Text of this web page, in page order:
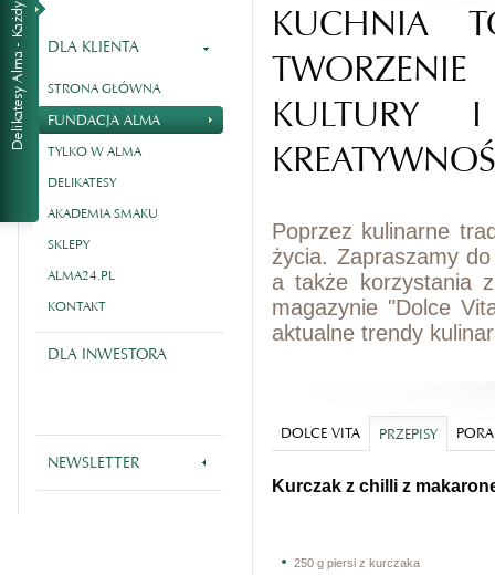
DLA KLIENTA
STRONA GŁÓWNA
FUNDACJA ALMA
TYLKO W ALMA
DELIKATESY
AKADEMIA SMAKU
SKLEPY
ALMA24.PL
KONTAKT
DLA INWESTORA
NEWSLETTER
KUCHNIA
KULTURY I
Poprzez kulinarne
życia. Zapraszamy
a także korzystania
magazynie "Dolce
aktualne trendy
DOLCE VITA PRZEPISY
Kurczak z chilli z
250 g piersi z kurczaka